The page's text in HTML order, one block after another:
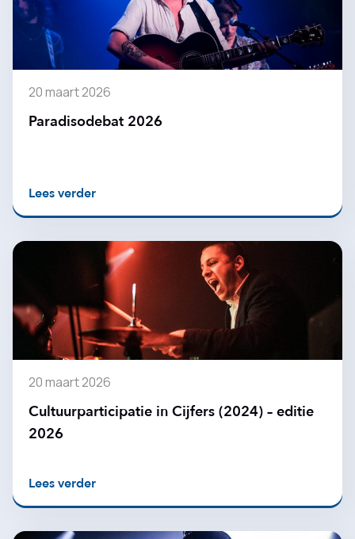
20 maart 2026
Paradisodebat 2026
Lees verder
20 maart 2026
Cultuurparticipatie in Cijfers (2024) – editie
2026
Lees verder